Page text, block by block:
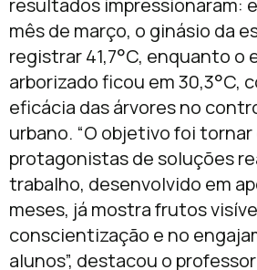
resultados impressionaram:
mês de março, o ginásio da
registrar 41,7°C, enquanto
arborizado ficou em 30,3°C,
eficácia das árvores no
urbano. “O objetivo foi
protagonistas de soluções
trabalho, desenvolvido em
meses, já mostra frutos
conscientização e no
alunos”, destacou o